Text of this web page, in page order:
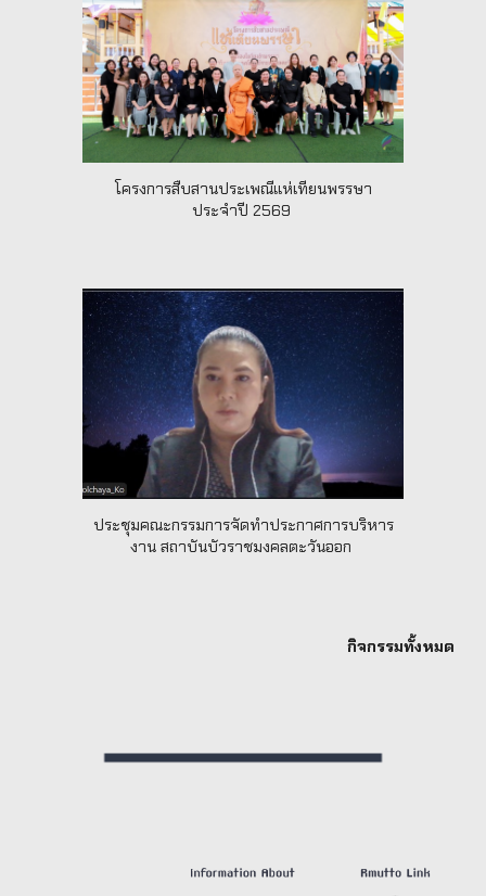
โครงการสืบสานประเพณีแห่เทียนพรรษา
ประจำปี 2569
ประชุมคณะกรรมการจัดทำประกาศการบริหาร
งาน สถาบันบัวราชมงคลตะวันออก
กิจกรรมทั้งหมด